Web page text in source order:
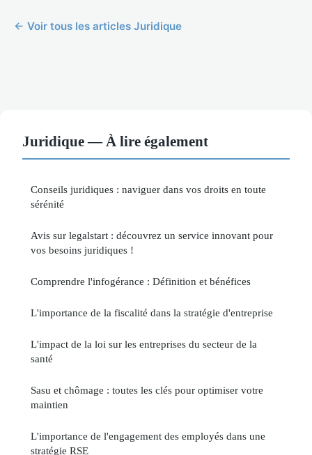
← Voir tous les articles Juridique
Juridique — À lire également
Conseils juridiques : naviguer dans vos droits en toute
sérénité
Avis sur legalstart : découvrez un service innovant pour
vos besoins juridiques !
Comprendre l'infogérance : Définition et bénéfices
L'importance de la fiscalité dans la stratégie d'entreprise
L'impact de la loi sur les entreprises du secteur de la
santé
Sasu et chômage : toutes les clés pour optimiser votre
maintien
L'importance de l'engagement des employés dans une
stratégie RSE